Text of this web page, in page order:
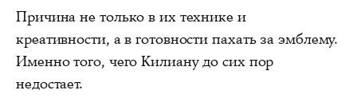
Причина не только в их технике и
креативности, а в готовности пахать за эмблему.
Именно того, чего Килиану до сих пор
недостает.